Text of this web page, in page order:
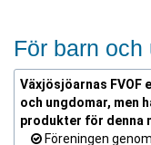
För barn och
Växjösjöarnas
och ungdomar, men
produkter för denna
Föreningen